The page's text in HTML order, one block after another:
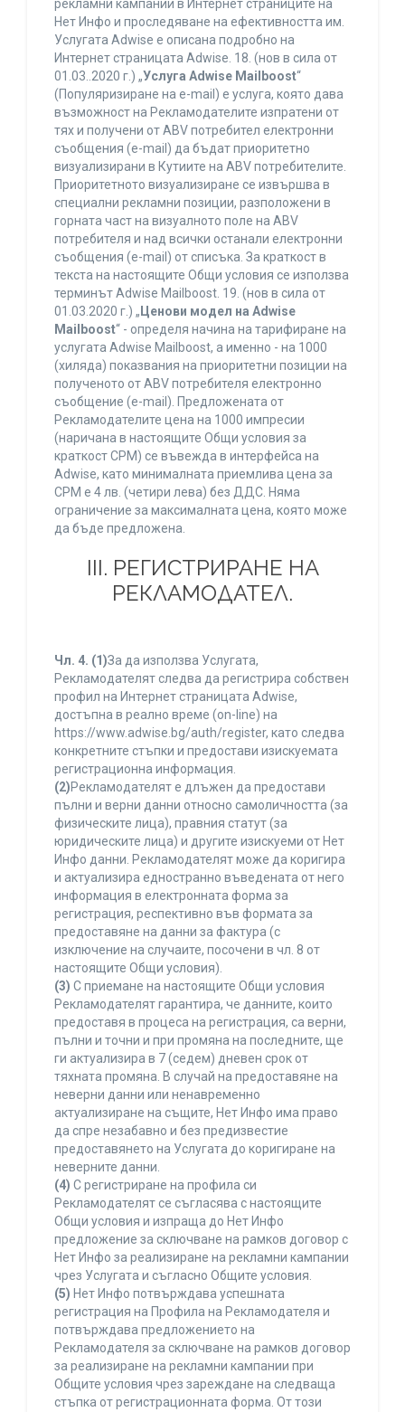
рекламни кампании в Интернет страниците на
Нет Инфо и проследяване на ефективността им.
Услугата Adwise е описана подробно на
Интернет страницата Adwise. 18. (нов в сила от
01.03..2020 г.) „Услуга Adwise Mailboost“
(Популяризиране на e-mail) е услуга, която дава
възможност на Рекламодателите изпратени от
тях и получени от ABV потребител електронни
съобщения (e-mail) да бъдат приоритетно
визуализирани в Кутиите на ABV потребителите.
Приоритетното визуализиране се извършва в
специални рекламни позиции, разположени в
горната част на визуалното поле на ABV
потребителя и над всички останали електронни
съобщения (e-mail) от списъка. За краткост в
текста на настоящите Общи условия се използва
терминът Adwise Mailboost. 19. (нов в сила от
01.03.2020 г.) „ Ценови модел на Adwise
Mailboost“ - определя начина на тарифиране на
услугата Adwise Mailboost, а именно - на 1000
(хиляда) показвания на приоритетни позиции на
полученото от ABV потребителя електронно
съобщение (e-mail). Предложената от
Рекламодателите цена на 1000 импресии
(наричана в настоящите Общи условия за
краткост CPM) се въвежда в интерфейса на
Adwise, като минималната приемлива цена за
CPM е 4 лв. (четири лева) без ДДС. Няма
ограничение за максималната цена, която може
да бъде предложена.
ІІІ. РЕГИСТРИРАНЕ НА
РЕКЛАМОДАТЕЛ.
Чл. 4. (1)За да използва Услугата,
Рекламодателят следва да регистрира собствен
профил на Интернет страницата Adwise,
достъпна в реално време (on-line) на
https://www.adwise.bg/auth/register, като следва
конкретните стъпки и предостави изискуемата
регистрационна информация.
(2)Рекламодателят е длъжен да предостави
пълни и верни данни относно самоличността (за
физическите лица), правния статут (за
юридическите лица) и другите изискуеми от Нет
Инфо данни. Рекламодателят може да коригира
и актуализира едностранно въведената от него
информация в електронната форма за
регистрация, респективно във формата за
предоставяне на данни за фактура (с
изключение на случаите, посочени в чл. 8 от
настоящите Общи условия).
(3) С приемане на настоящите Общи условия
Рекламодателят гарантира, че данните, които
предоставя в процеса на регистрация, са верни,
пълни и точни и при промяна на последните, ще
ги актуализира в 7 (седем) дневен срок от
тяхната промяна. В случай на предоставяне на
неверни данни или ненавременно
актуализиране на същите, Нет Инфо има право
да спре незабавно и без предизвестие
предоставянето на Услугата до коригиране на
неверните данни.
(4) С регистриране на профила си
Рекламодателят се съгласява с настоящите
Общи условия и изпраща до Нет Инфо
предложение за сключване на рамков договор с
Нет Инфо за реализиране на рекламни кампании
чрез Услугата и съгласно Общите условия.
(5) Нет Инфо потвърждава успешната
регистрация на Профила на Рекламодателя и
потвърждава предложението на
Рекламодателя за сключване на рамков договор
за реализиране на рекламни кампании при
Общите условия чрез зареждане на следваща
стъпка от регистрационната форма. От този